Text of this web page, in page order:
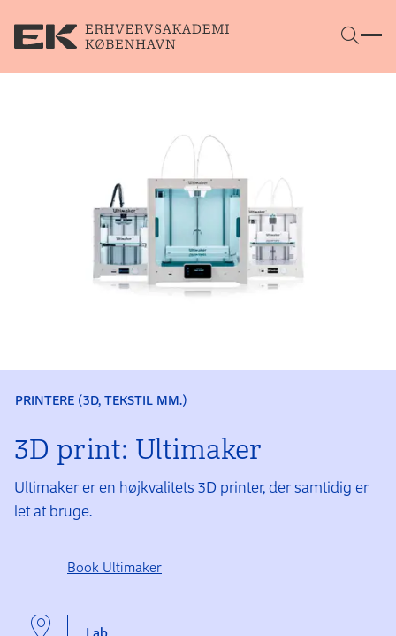
PRINTERE (3D, TEKSTIL MM.)
3D print: Ultimaker
Ultimaker er en højkvalitets 3D printer, der samtidig er
let at bruge.
Book Ultimaker
Lab